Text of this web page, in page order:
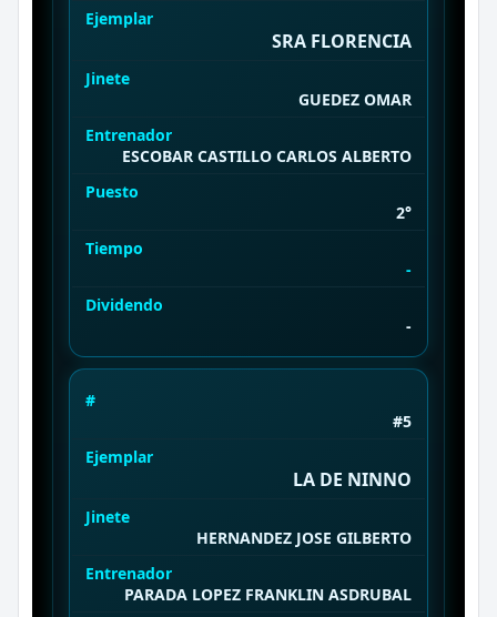
Ejemplar
SRA FLORENCIA
Jinete
GUEDEZ OMAR
Entrenador
ESCOBAR CASTILLO CARLOS ALBERTO
Puesto
2°
Tiempo
-
Dividendo
-
#
#5
Ejemplar
LA DE NINNO
Jinete
HERNANDEZ JOSE GILBERTO
Entrenador
PARADA LOPEZ FRANKLIN ASDRUBAL